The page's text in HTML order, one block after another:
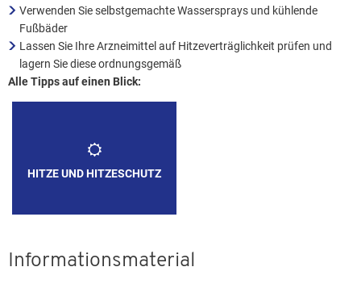
Verwenden Sie selbstgemachte Wassersprays und kühlende
Fußbäder
Lassen Sie Ihre Arzneimittel auf Hitzeverträglichkeit prüfen und
lagern Sie diese ordnungsgemäß
Alle Tipps auf einen Blick:
HITZE UND HITZESCHUTZ
Informationsmaterial